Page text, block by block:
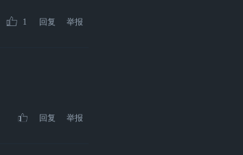
1 回复 举报
回复 举报